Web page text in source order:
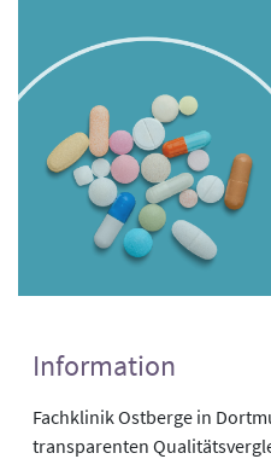
Information
Fachklinik Ostberge in
transparenten